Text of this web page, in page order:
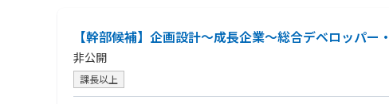
【幹部候補】企画設計～成長企業～総合デベロッパ
非公開
課長以上